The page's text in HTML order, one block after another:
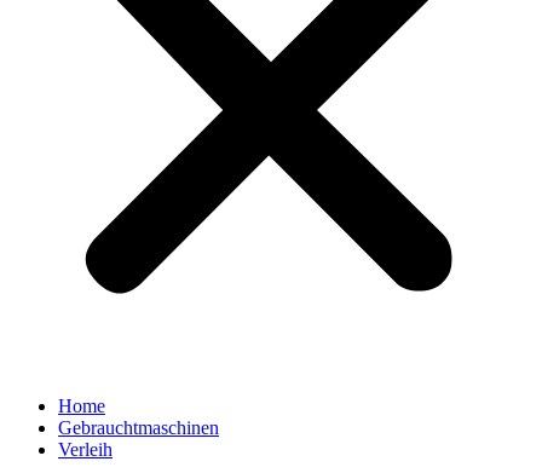
Home
Gebrauchtmaschinen
Verleih